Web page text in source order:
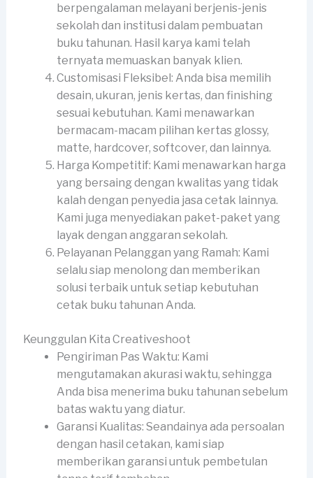
berpengalaman melayani berjenis-jenis
sekolah dan institusi dalam pembuatan
buku tahunan. Hasil karya kami telah
ternyata memuaskan banyak klien.
Customisasi Fleksibel: Anda bisa memilih
desain, ukuran, jenis kertas, dan finishing
sesuai kebutuhan. Kami menawarkan
bermacam-macam pilihan kertas glossy,
matte, hardcover, softcover, dan lainnya.
Harga Kompetitif: Kami menawarkan harga
yang bersaing dengan kwalitas yang tidak
kalah dengan penyedia jasa cetak lainnya.
Kami juga menyediakan paket-paket yang
layak dengan anggaran sekolah.
Pelayanan Pelanggan yang Ramah: Kami
selalu siap menolong dan memberikan
solusi terbaik untuk setiap kebutuhan
cetak buku tahunan Anda.
Keunggulan Kita Creativeshoot
Pengiriman Pas Waktu: Kami
mengutamakan akurasi waktu, sehingga
Anda bisa menerima buku tahunan sebelum
batas waktu yang diatur.
Garansi Kualitas: Seandainya ada persoalan
dengan hasil cetakan, kami siap
memberikan garansi untuk pembetulan